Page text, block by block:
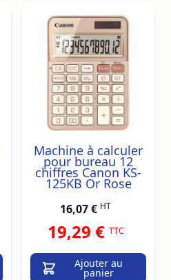
Machine à calculer
pour bureau 12
chiffres Canon KS-
125KB Or Rose
16,07 € HT
19,29 € TTC
Ajouter au
panier